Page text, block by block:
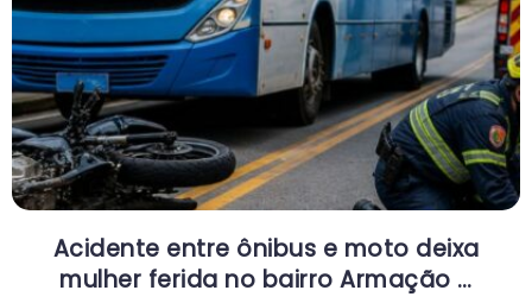
Acidente entre ônibus e moto deixa
mulher ferida no bairro Armação …